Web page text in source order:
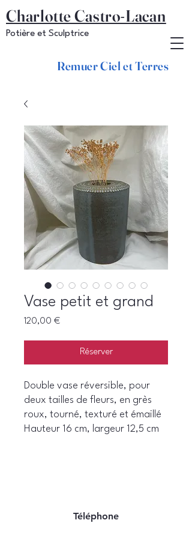
Remuer Ciel et Terres
Potière et Sculptrice
Charlotte Castro-Lacan
Vase petit et grand
120,00 €Prix
Réserver
Double vase réversible, pour
deux tailles de fleurs, en grès
roux, tourné, texturé et émaillé
Hauteur 16 cm, largeur 12,5 cm
Téléphone